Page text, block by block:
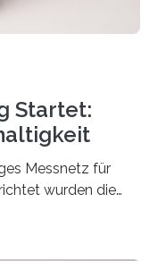
Startet:
Messnetz für
wurden die